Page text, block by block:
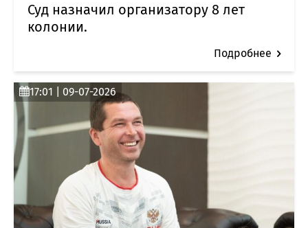
Суд назначил организатору 8 лет
колонии.
Подробнее
17:01 | 09-07-2026